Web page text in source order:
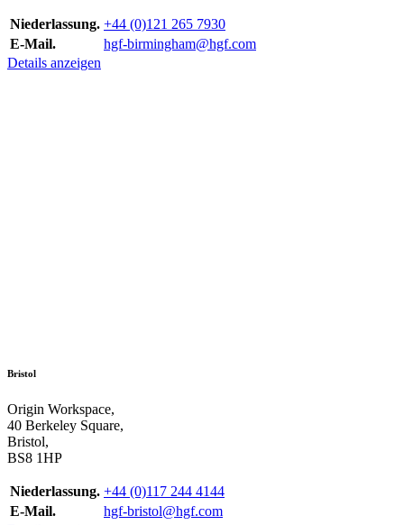
Niederlassung. +44 (0)121 265 7930
E-Mail.
hgf-birmingham@hgf.com
Details anzeigen
Bristol
Origin Workspace,
40 Berkeley Square,
Bristol,
BS8 1HP
Niederlassung. +44 (0)117 244 4144
E-Mail.
hgf-bristol@hgf.com